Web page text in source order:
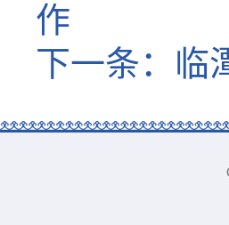
作
下一条： 临